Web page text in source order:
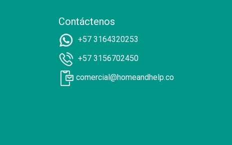
Contáctenos
+57 3164320253
+57 3156702450
comercial@homeandhelp.co